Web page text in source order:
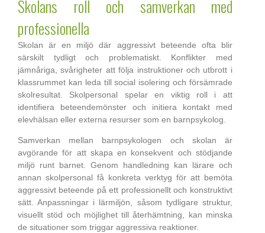
Skolans roll och samverkan med
professionella
Skolan är en miljö där aggressivt beteende ofta blir
särskilt tydligt och problematiskt. Konflikter med
jämnåriga, svårigheter att följa instruktioner och utbrott i
klassrummet kan leda till social isolering och försämrade
skolresultat. Skolpersonal spelar en viktig roll i att
identifiera beteendemönster och initiera kontakt med
elevhälsan eller externa resurser som en barnpsykolog.
Samverkan mellan barnpsykologen och skolan är
avgörande för att skapa en konsekvent och stödjande
miljö runt barnet. Genom handledning kan lärare och
annan skolpersonal få konkreta verktyg för att bemöta
aggressivt beteende på ett professionellt och konstruktivt
sätt. Anpassningar i lärmiljön, såsom tydligare struktur,
visuellt stöd och möjlighet till återhämtning, kan minska
de situationer som triggar aggressiva reaktioner.